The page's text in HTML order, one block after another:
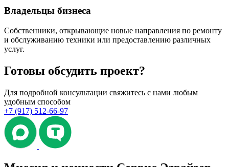
Владельцы бизнеса
Собственники, открывающие новые направления по ремонту
и обслуживанию техники или предоставлению различных
услуг.
Готовы обсудить проект?
Для подробной консультации свяжитесь с нами любым
удобным способом
+7 (917) 512-66-97